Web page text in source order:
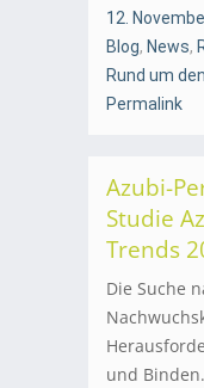
12.
Blog, News,
Rund um
Permalink
Azubi-
Studie
Trends
Die Suche
und